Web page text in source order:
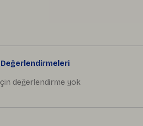
değerlendirme yok